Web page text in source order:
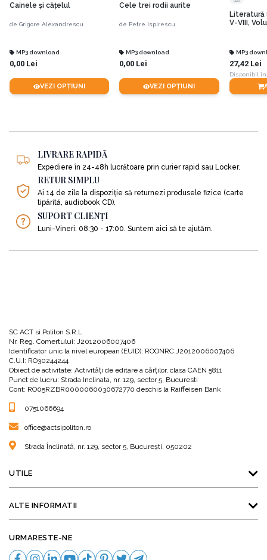
Cainele şi căţelul
de Grigore Alexandrescu
MP3 download
0,00 Lei
VEZI OPȚIUNI
Cele trei rodii aurite
de Petre Ispirescu
MP3 download
0,00 Lei
VEZI OPȚIUNI
Literatură
V-VIII,
MP3
27,42 Lei
Disponibil
LIVRARE RAPIDĂ
Expediere în 24-48h lucrătoare prin curier rapid sau Locker.
RETUR SIMPLU
Ai 14 de zile la dispoziție să returnezi produsele fizice (carte
tipărită, audiobook CD).
SUPORT CLIENȚI
Luni-Vineri: 08:30 - 17:00. Suntem aici să te ajutăm.
SC ACT si Politon S.R.L
Nr. Reg. Comertului: J2012006007406
Identificator unic la nivel european (EUID): ROONRC.J2012006007406
C.U.I: RO30244244
Obiect de activitate: Activităţi de editare a cărţilor, clasa CAEN 5811
Punct de lucru: Strada Inclinata, nr. 129, sector 5, Bucuresti
Cont: RO05RZBR0000060030672770 deschis la Raiffeisen Bank
0751066694
office@actsipoliton.ro
Strada Înclinată, nr. 129, sector 5, București, 050202
UTILE
ALTE INFORMATII
URMARESTE-NE